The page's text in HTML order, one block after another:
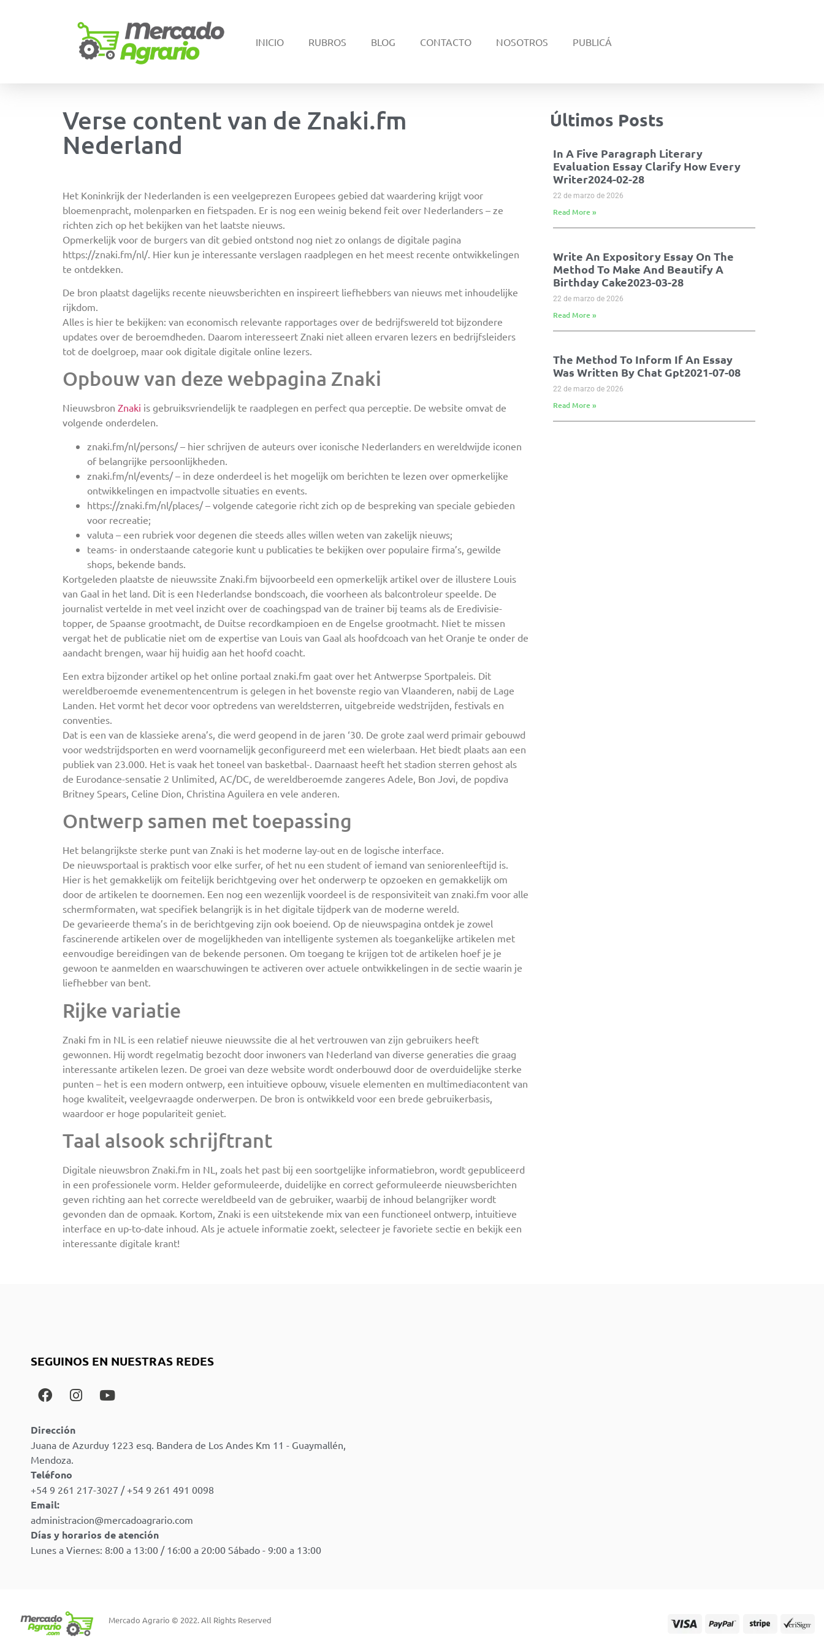
INICIO RUBROS BLOG CONTACTO NOSOTROS PUBLICÁ
Verse content van de Znaki.fm
Nederland
Het Koninkrijk der Nederlanden is een veelgeprezen Europees gebied dat waardering krijgt voor
bloemenpracht, molenparken en fietspaden. Er is nog een weinig bekend feit over Nederlanders – ze
richten zich op het bekijken van het laatste nieuws.
Opmerkelijk voor de burgers van dit gebied ontstond nog niet zo onlangs de digitale pagina
https://znaki.fm/nl/. Hier kun je interessante verslagen raadplegen en het meest recente ontwikkelingen
te ontdekken.
De bron plaatst dagelijks recente nieuwsberichten en inspireert liefhebbers van nieuws met inhoudelijke
rijkdom.
Alles is hier te bekijken: van economisch relevante rapportages over de bedrijfswereld tot bijzondere
updates over de beroemdheden. Daarom interesseert Znaki niet alleen ervaren lezers en bedrijfsleiders
tot de doelgroep, maar ook digitale digitale online lezers.
Opbouw van deze webpagina Znaki
Nieuwsbron Znaki is gebruiksvriendelijk te raadplegen en perfect qua perceptie. De website omvat de
volgende onderdelen.
znaki.fm/nl/persons/ – hier schrijven de auteurs over iconische Nederlanders en wereldwijde iconen
of belangrijke persoonlijkheden.
znaki.fm/nl/events/ – in deze onderdeel is het mogelijk om berichten te lezen over opmerkelijke
ontwikkelingen en impactvolle situaties en events.
https://znaki.fm/nl/places/ – volgende categorie richt zich op de bespreking van speciale gebieden
voor recreatie;
valuta – een rubriek voor degenen die steeds alles willen weten van zakelijk nieuws;
teams- in onderstaande categorie kunt u publicaties te bekijken over populaire firma’s, gewilde
shops, bekende bands.
Kortgeleden plaatste de nieuwssite Znaki.fm bijvoorbeeld een opmerkelijk artikel over de illustere Louis
van Gaal in het land. Dit is een Nederlandse bondscoach, die voorheen als balcontroleur speelde. De
journalist vertelde in met veel inzicht over de coachingspad van de trainer bij teams als de Eredivisie-
topper, de Spaanse grootmacht, de Duitse recordkampioen en de Engelse grootmacht. Niet te missen
vergat het de publicatie niet om de expertise van Louis van Gaal als hoofdcoach van het Oranje te onder de
aandacht brengen, waar hij huidig aan het hoofd coacht.
Een extra bijzonder artikel op het online portaal znaki.fm gaat over het Antwerpse Sportpaleis. Dit
wereldberoemde evenementencentrum is gelegen in het bovenste regio van Vlaanderen, nabij de Lage
Landen. Het vormt het decor voor optredens van wereldsterren, uitgebreide wedstrijden, festivals en
conventies.
Dat is een van de klassieke arena’s, die werd geopend in de jaren ‘30. De grote zaal werd primair gebouwd
voor wedstrijdsporten en werd voornamelijk geconfigureerd met een wielerbaan. Het biedt plaats aan een
publiek van 23.000. Het is vaak het toneel van basketbal-. Daarnaast heeft het stadion sterren gehost als
de Eurodance-sensatie 2 Unlimited, AC/DC, de wereldberoemde zangeres Adele, Bon Jovi, de popdiva
Britney Spears, Celine Dion, Christina Aguilera en vele anderen.
Ontwerp samen met toepassing
Het belangrijkste sterke punt van Znaki is het moderne lay-out en de logische interface.
De nieuwsportaal is praktisch voor elke surfer, of het nu een student of iemand van seniorenleeftijd is.
Hier is het gemakkelijk om feitelijk berichtgeving over het onderwerp te opzoeken en gemakkelijk om
door de artikelen te doornemen. Een nog een wezenlijk voordeel is de responsiviteit van znaki.fm voor alle
schermformaten, wat specifiek belangrijk is in het digitale tijdperk van de moderne wereld.
De gevarieerde thema’s in de berichtgeving zijn ook boeiend. Op de nieuwspagina ontdek je zowel
fascinerende artikelen over de mogelijkheden van intelligente systemen als toegankelijke artikelen met
eenvoudige bereidingen van de bekende personen. Om toegang te krijgen tot de artikelen hoef je je
gewoon te aanmelden en waarschuwingen te activeren over actuele ontwikkelingen in de sectie waarin je
liefhebber van bent.
Rijke variatie
Znaki fm in NL is een relatief nieuwe nieuwssite die al het vertrouwen van zijn gebruikers heeft
gewonnen. Hij wordt regelmatig bezocht door inwoners van Nederland van diverse generaties die graag
interessante artikelen lezen. De groei van deze website wordt onderbouwd door de overduidelijke sterke
punten – het is een modern ontwerp, een intuitieve opbouw, visuele elementen en multimediacontent van
hoge kwaliteit, veelgevraagde onderwerpen. De bron is ontwikkeld voor een brede gebruikerbasis,
waardoor er hoge populariteit geniet.
Taal alsook schrijftrant
Digitale nieuwsbron Znaki.fm in NL, zoals het past bij een soortgelijke informatiebron, wordt gepubliceerd
in een professionele vorm. Helder geformuleerde, duidelijke en correct geformuleerde nieuwsberichten
geven richting aan het correcte wereldbeeld van de gebruiker, waarbij de inhoud belangrijker wordt
gevonden dan de opmaak. Kortom, Znaki is een uitstekende mix van een functioneel ontwerp, intuitieve
interface en up-to-date inhoud. Als je actuele informatie zoekt, selecteer je favoriete sectie en bekijk een
interessante digitale krant!
Últimos Posts
In A Five Paragraph Literary
Evaluation Essay Clarify How Every
Writer2024-02-28
22 de marzo de 2026
Read More »
Write An Expository Essay On The
Method To Make And Beautify A
Birthday Cake2023-03-28
22 de marzo de 2026
Read More »
The Method To Inform If An Essay
Was Written By Chat Gpt2021-07-08
22 de marzo de 2026
Read More »
SEGUINOS EN NUESTRAS REDES
Dirección
Juana de Azurduy 1223 esq. Bandera de Los Andes Km 11 - Guaymallén,
Mendoza.
Teléfono
+54 9 261 217-3027 / +54 9 261 491 0098
Email:
administracion@mercadoagrario.com
Días y horarios de atención
Lunes a Viernes: 8:00 a 13:00 / 16:00 a 20:00 Sábado - 9:00 a 13:00
Mercado Agrario © 2022. All Rights Reserved